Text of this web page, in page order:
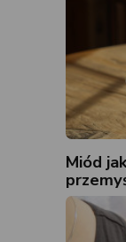
Miód